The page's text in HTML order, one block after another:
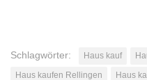
Schlagwörter: Haus kauf
Haus kaufen Rellingen
Haus